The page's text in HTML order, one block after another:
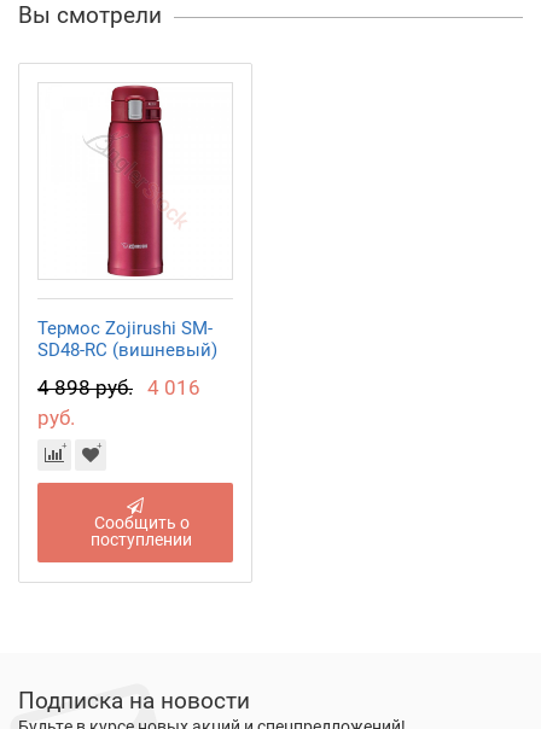
Вы смотрели
Термос Zojirushi SM-
SD48-RC (вишневый)
4 898 руб. 4 016
руб.
Сообщить о
поступлении
Подписка на новости